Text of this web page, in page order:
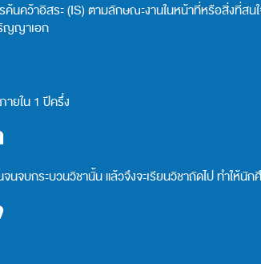
นคว้าอิสระ (IS) ตามลักษณะงานในหน้าที่หรือสิ่งที่
ญญาเอก
ายใน 1 ปีครึ่ง
จบกระบวนวิชานั้น แล้วจึงจะเรียนวิชาถัดไป ทำให้นั